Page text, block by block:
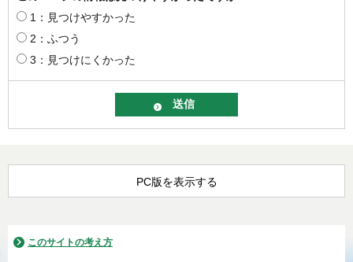
1：見つけやすかった
2：ふつう
3：見つけにくかった
PC版を表示する
このサイトの考え方